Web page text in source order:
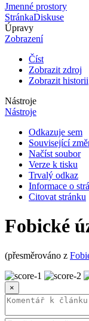
Jmenné prostory
StránkaDiskuse
Úpravy
Zobrazení
Číst
Zobrazit zdroj
Zobrazit historii
Nástroje
Nástroje
Odkazuje sem
Související
Načíst soubor
Verze k tisku
Trvalý odkaz
Informace o
Citovat stránku
Fobické
(přesměrováno z
×